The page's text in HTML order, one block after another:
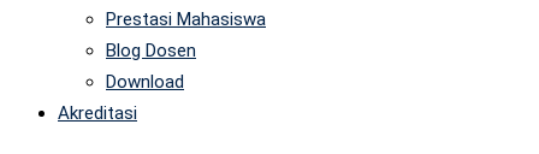
Prestasi Mahasiswa
Blog Dosen
Download
Akreditasi